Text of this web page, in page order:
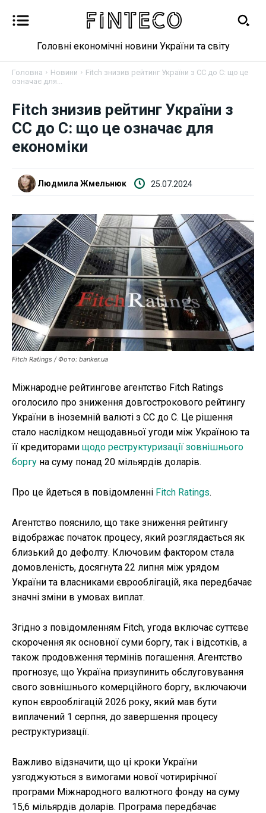
Новини
Бізнес
Криптовалюта
Робота і освіта
Публікації
ФОП
Курс валют
Ми в соц. мережах
Головні економічні новини України та світу
Головна Новини
Fitch знизив рейтинг України з СС до С: що це
означає для...
Fitch знизив рейтинг України з
СС до С: що це означає для
економіки
Людмила Жмельнюк 25.07.2024
Fitch Ratings / Фото: banker.ua
Міжнародне рейтингове агентство Fitch Ratings
оголосило про зниження довгострокового рейтингу
України в іноземній валюті з CC до C. Це рішення
стало наслідком нещодавньої угоди між Україною та
її кредиторами щодо реструктуризації зовнішнього
боргу на суму понад 20 мільярдів доларів.
Про це йдеться в повідомленні Fitch Ratings.
Агентство пояснило, що таке зниження рейтингу
відображає початок процесу, який розглядається як
близький до дефолту. Ключовим фактором стала
домовленість, досягнута 22 липня між урядом
України та власниками єврооблігацій, яка передбачає
значні зміни в умовах виплат.
Згідно з повідомленням Fitch, угода включає суттєве
скорочення як основної суми боргу, так і відсотків, а
також продовження термінів погашення. Агентство
прогнозує, що Україна призупинить обслуговування
свого зовнішнього комерційного боргу, включаючи
купон єврооблігацій 2026 року, який мав бути
виплачений 1 серпня, до завершення процесу
реструктуризації.
Важливо відзначити, що ці кроки України
узгоджуються з вимогами нової чотирирічної
програми Міжнародного валютного фонду на суму
15,6 мільярдів доларів. Програма передбачає